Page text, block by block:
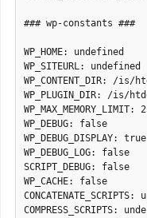
### wp-constants ###
WP_HOME: undefined
WP_SITEURL: undefined
WP_CONTENT_DIR: /is/
WP_PLUGIN_DIR: /is/
WP_MAX_MEMORY_LIMIT:
WP_DEBUG: false
WP_DEBUG_DISPLAY: true
WP_DEBUG_LOG: false
SCRIPT_DEBUG: false
WP_CACHE: false
COMPRESS_SCRIPTS: